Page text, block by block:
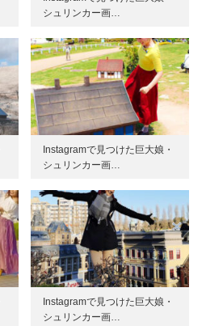
シュリンカー画…
Instagramで見つけた巨大娘・
シュリンカー画…
Instagramで見つけた巨大娘・
シュリンカー画…